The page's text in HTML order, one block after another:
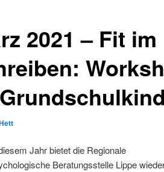
2021 – Fit im
Jahr bietet die Regionale
Beratungsstelle Lippe